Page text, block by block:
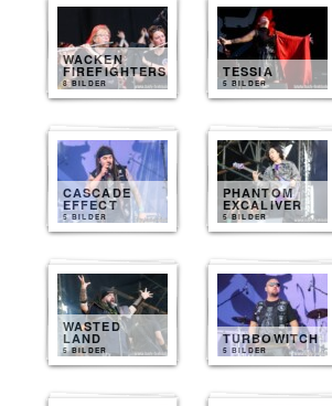
WACKEN
FIREFIGHTERS
8 BILDER
TESSIA
5 BILDER
CASCADE
EFFECT
5 BILDER
PHANTOM
EXCALIVER
5 BILDER
WASTED
LAND
5 BILDER
TURBOWITCH
5 BILDER